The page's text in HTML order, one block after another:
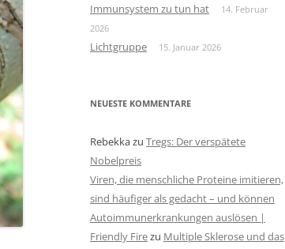
Immunsystem zu tun hat
14. Februar
2026
Lichtgruppe 15. Januar 2026
NEUESTE KOMMENTARE
Rebekkazu Tregs: Der verspätete
Nobelpreis
Viren, die menschliche Proteine imitieren,
sind häufiger als gedacht – und können
Autoimmunerkrankungen auslösen |
Friendly Firezu Multiple Sklerose und das